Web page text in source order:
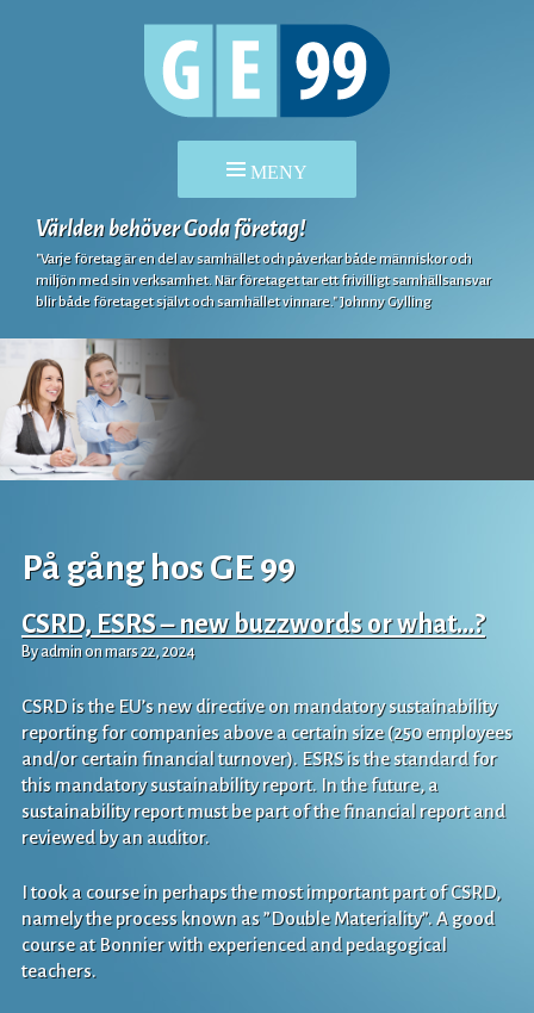
HOPPA
INNEHÅLL
Världen behöver Goda företag!
"Varje företag är en del av samhället och påverkar både människor och
miljön med sin verksamhet. När företaget tar ett frivilligt samhällsansvar
blir både företaget självt och samhället vinnare." Johnny Gylling
På gång hos GE 99
CSRD, ESRS – new buzzwords or what…?
By admin on mars 22, 2024
CSRD is the EU’s new directive on mandatory sustainability
reporting for companies above a certain size (250 employees
and/or certain financial turnover). ESRS is the standard for
this mandatory sustainability report. In the future, a
sustainability report must be part of the financial report and
reviewed by an auditor.
I took a course in perhaps the most important part of CSRD,
namely the process known as ”Double Materiality”. A good
course at Bonnier with experienced and pedagogical
teachers.